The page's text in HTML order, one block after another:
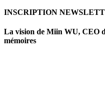
INSCRIPTION
La vision de Miin WU, CEO
mémoires